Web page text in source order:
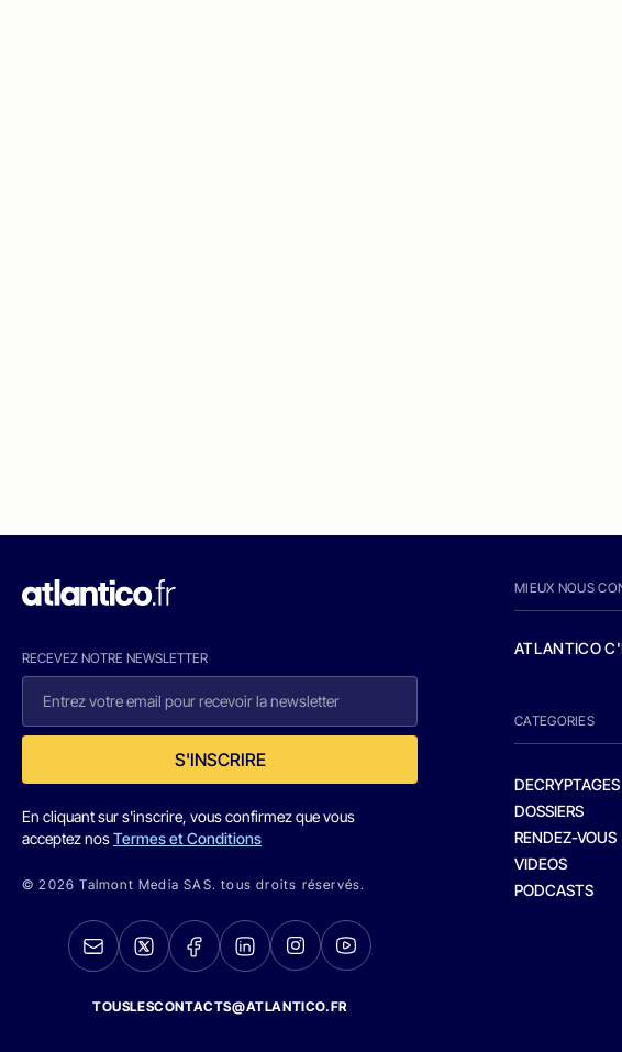
RECEVEZ NOTRE NEWSLETTER
S'INSCRIRE
En cliquant sur s'inscrire, vous confirmez que vous
acceptez nosTermes et Conditions
© 2026 Talmont Media SAS. tous droits réservés.
TOUSLESCONTACTS@ATLANTICO.FR
MIEUX NOUS
ATLANTICO
CATEGORIES
DECRYPTAGES
DOSSIERS
RENDEZ-VOUS
VIDEOS
PODCASTS